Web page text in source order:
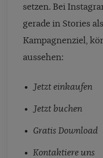
setzen. Bei
gerade in Stories
Kampagnenziel,
aussehen:
Jetzt einkaufen
Jetzt buchen
Gratis Download
Kontaktiere uns